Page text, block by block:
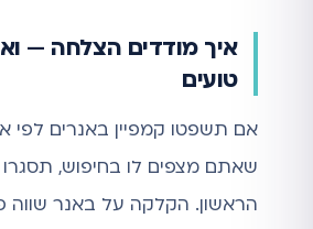
איך מודדים הצלחה —
טועים
אם תשפטו קמפיין באנרים לפי
שאתם מצפים לו בחיפוש,
הראשון. הקלקה על באנר